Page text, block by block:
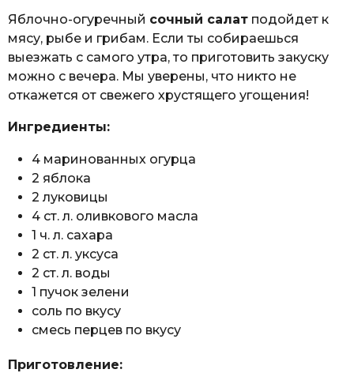
Яблочно-огуречный сочный салат подойдет к
мясу, рыбе и грибам. Если ты собираешься
выезжать с самого утра, то приготовить закуску
можно с вечера. Мы уверены, что никто не
откажется от свежего хрустящего угощения!
Ингредиенты:
4 маринованных огурца
2 яблока
2 луковицы
4 ст. л. оливкового масла
1 ч. л. сахара
2 ст. л. уксуса
2 ст. л. воды
1 пучок зелени
соль по вкусу
смесь перцев по вкусу
Приготовление: